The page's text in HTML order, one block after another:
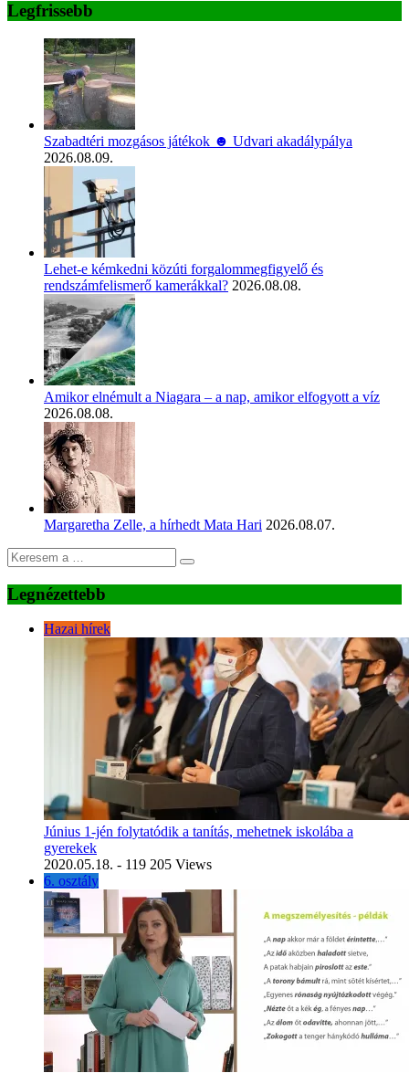
Legfrissebb
Szabadtéri mozgásos játékok ☻ Udvari akadálypálya
2026.08.09.
Lehet-e kémkedni közúti forgalommegfigyelő és
rendszámfelismerő kamerákkal? 2026.08.08.
Amikor elnémult a Niagara – a nap, amikor elfogyott a víz
2026.08.08.
Margaretha Zelle, a hírhedt Mata Hari 2026.08.07.
Legnézettebb
Hazai hírek
Június 1-jén folytatódik a tanítás, mehetnek iskolába a
gyerekek
2020.05.18. - 119 205 Views
6. osztály